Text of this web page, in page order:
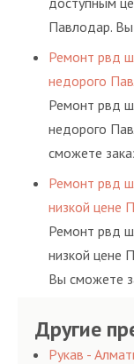
обслуживания
предприятия.
Павлодар.
заказать
разовой
условиях
комплексного
гидросистем
предприятия.
Ремонт рвд
недорого
Ремонт рвд
недорого
сможете
сервис РВД
основе либо
условиях
комплексного
предприятия.
Ремонт рвд
низкой цене
Ремонт рвд
низкой цене
Вы сможете
основе либо
условиях
Другие
Рукав -